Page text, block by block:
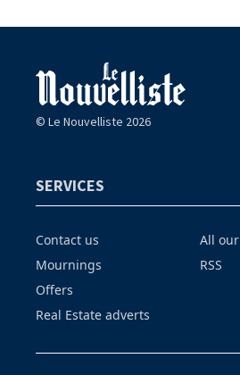
© Le Nouvelliste 2026
SERVICES
Contact us
Mournings
Offers
Real Estate adverts
All
RSS